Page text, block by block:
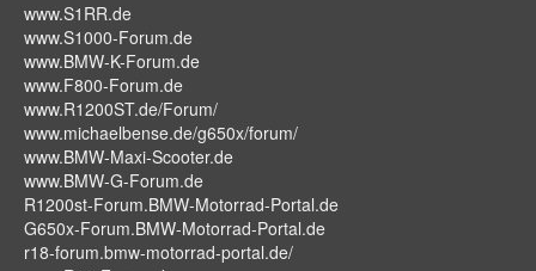
www.S1RR.de
www.S1000-Forum.de
www.BMW-K-Forum.de
www.F800-Forum.de
www.R1200ST.de/Forum/
www.michaelbense.de/g650x/forum/
www.BMW-Maxi-Scooter.de
www.BMW-G-Forum.de
R1200st-Forum.BMW-Motorrad-Portal.de
G650x-Forum.BMW-Motorrad-Portal.de
r18-forum.bmw-motorrad-portal.de/